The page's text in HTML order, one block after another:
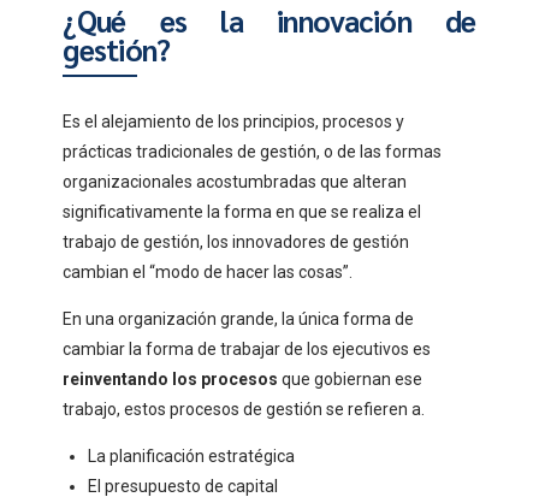
¿Qué es la innovación de
gestión?
Es el alejamiento de los principios, procesos y
prácticas tradicionales de gestión, o de las formas
organizacionales acostumbradas que alteran
significativamente la forma en que se realiza el
trabajo de gestión, los innovadores de gestión
cambian el “modo de hacer las cosas”.
En una organización grande, la única forma de
cambiar la forma de trabajar de los ejecutivos es
reinventando los procesos que gobiernan ese
trabajo, estos procesos de gestión se refieren a.
La planificación estratégica
El presupuesto de capital